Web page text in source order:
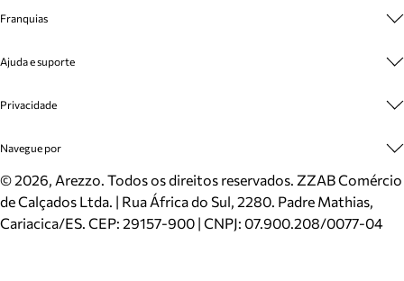
Cashback
Venda Corporativa
Mapa do Site
Inverno
Mundo Arezzo
Franquias
Plano de Negócio
Ajuda e suporte
Cadastro
Meus Pedidos
Trocas e Devoluções
Cartão Presente
Localizador de lojas
Privacidade
Politica e Privacidade
Navegue por
Sapatos
Bolsas
Scarpins
©2026, Arezzo. Todos os direitos reservados. ZZAB Comércio
de Calçados Ltda. | Rua África do Sul, 2280. Padre Mathias,
Cariacica/ES. CEP: 29157-900 | CNPJ: 07.900.208/0077-04